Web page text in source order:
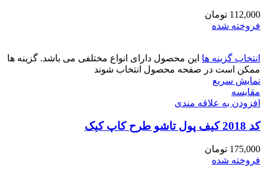
112,000 تومان
فروخته شده
انتخاب گزینه ها این محصول دارای انواع مختلفی می باشد. گزینه ها
ممکن است در صفحه محصول انتخاب شوند
نمایش سریع
مقايسه
افزودن به علاقه مندی
کد 2018 کیف پول تاشو طرح کاپ کیک
175,000 تومان
فروخته شده